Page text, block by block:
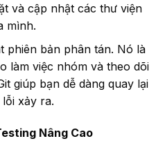
và cập nhật các thư viện
mình.
phiên bản phân tán. Nó là
làm việc nhóm và theo dõi
giúp bạn dễ dàng quay lại
xảy ra.
Nâng Cao